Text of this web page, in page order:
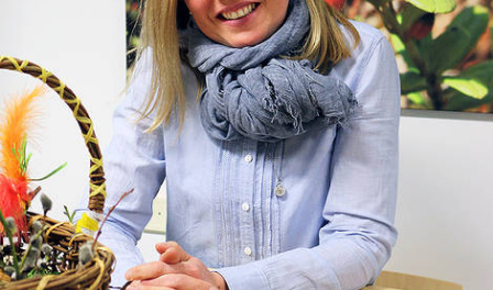
Kauneudenhoito
Kiinteistönvälitys ja isännöinti
Kiinteistöpalvelut
Kone- ja tuotantotekniikka
Kotoutuminen
Kuljetus ja logistiikka
Kumitekniikka